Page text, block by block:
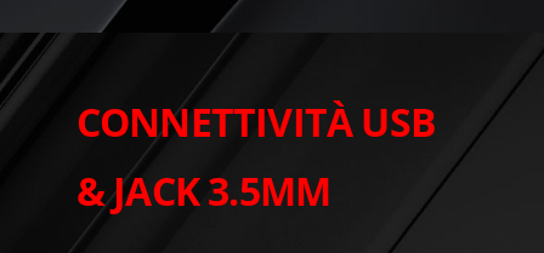
CONNETTIVITÀ USB
& JACK 3.5MM